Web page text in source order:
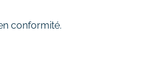
conformité.